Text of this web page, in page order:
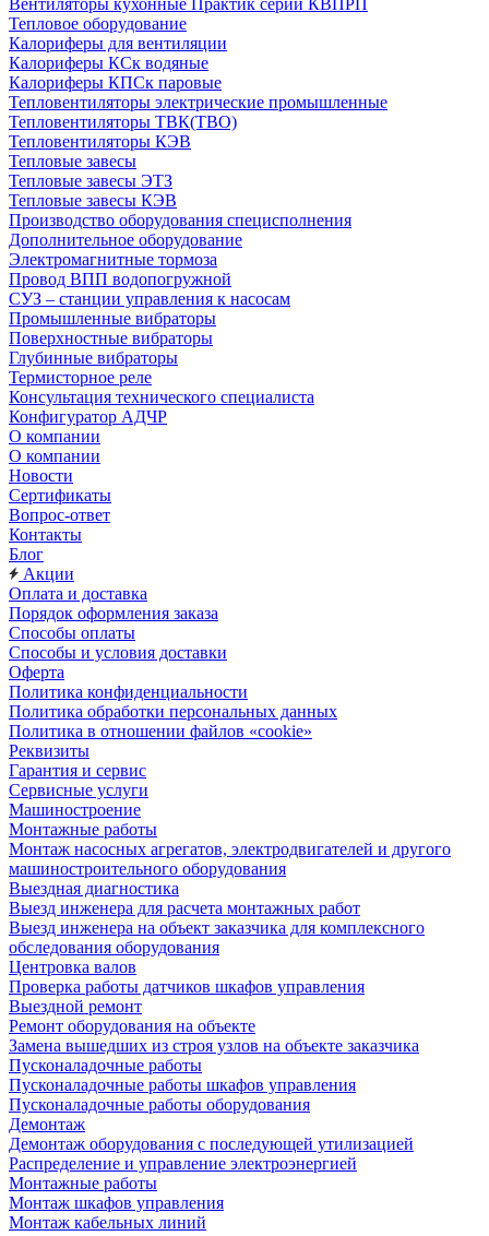
Вентиляторы кухонные Практик серии КВПРП
Тепловое оборудование
Калориферы для вентиляции
Калориферы КСк водяные
Калориферы КПСк паровые
Тепловентиляторы электрические промышленные
Тепловентиляторы ТВК(ТВО)
Тепловентиляторы КЭВ
Тепловые завесы
Тепловые завесы ЭТЗ
Тепловые завесы КЭВ
Производство оборудования специсполнения
Дополнительное оборудование
Электромагнитные тормоза
Провод ВПП водопогружной
СУЗ – станции управления к насосам
Промышленные вибраторы
Поверхностные вибраторы
Глубинные вибраторы
Термисторное реле
Консультация технического специалиста
Конфигуратор АДЧР
О компании
О компании
Новости
Сертификаты
Вопрос-ответ
Контакты
Блог
Акции
Оплата и доставка
Порядок оформления заказа
Способы оплаты
Способы и условия доставки
Оферта
Политика конфиденциальности
Политика обработки персональных данных
Политика в отношении файлов «cookie»
Реквизиты
Гарантия и сервис
Сервисные услуги
Машиностроение
Монтажные работы
Монтаж насосных агрегатов, электродвигателей и другого
машиностроительного оборудования
Выездная диагностика
Выезд инженера для расчета монтажных работ
Выезд инженера на объект заказчика для комплексного
обследования оборудования
Центровка валов
Проверка работы датчиков шкафов управления
Выездной ремонт
Ремонт оборудования на объекте
Замена вышедших из строя узлов на объекте заказчика
Пусконаладочные работы
Пусконаладочные работы шкафов управления
Пусконаладочные работы оборудования
Демонтаж
Демонтаж оборудования с последующей утилизацией
Распределение и управление электроэнергией
Монтажные работы
Монтаж шкафов управления
Монтаж кабельных линий